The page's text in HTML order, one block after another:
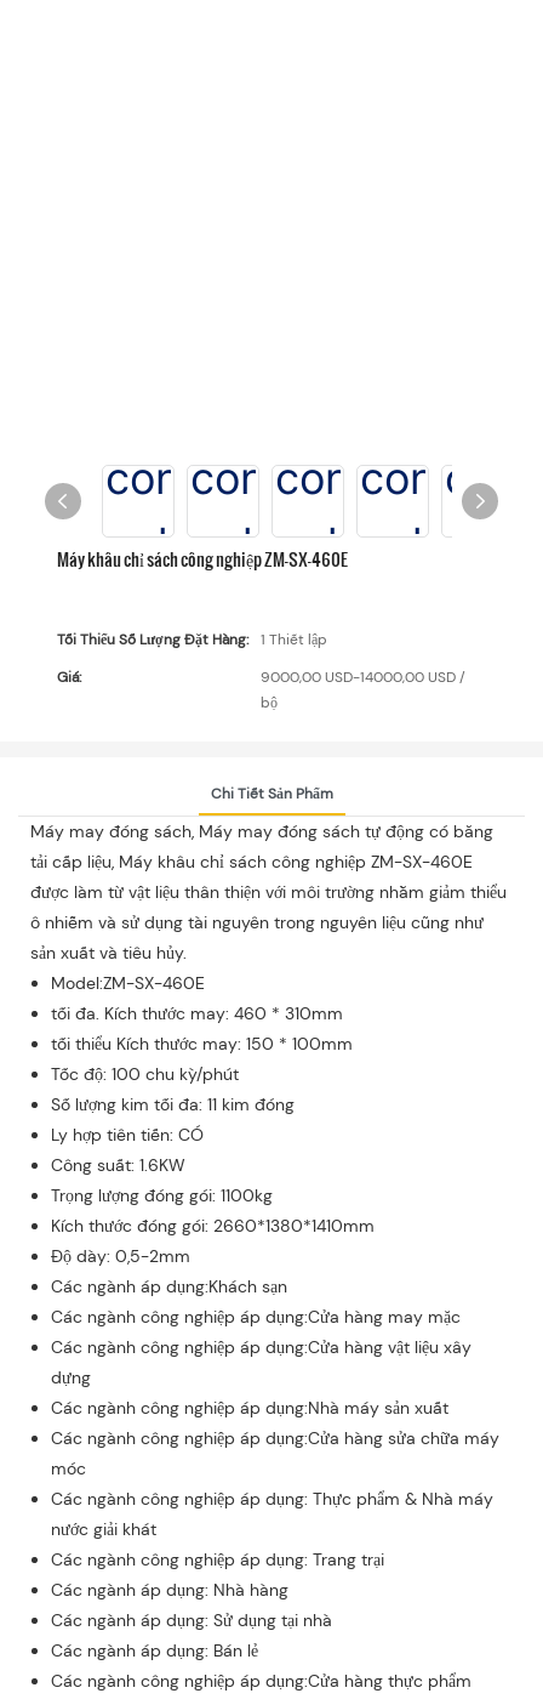
Máy khâu chỉ sách công nghiệp ZM-SX-460E
Tối Thiểu Số Lượng Đặt Hàng:
1 Thiết lập
Giá:
9000,00 USD-14000,00 USD /
bộ
Chi Tiết Sản Phẩm
Máy may đóng sách, Máy may đóng sách tự động có băng
tải cấp liệu, Máy khâu chỉ sách công nghiệp ZM-SX-460E
được làm từ vật liệu thân thiện với môi trường nhằm giảm thiểu
ô nhiễm và sử dụng tài nguyên trong nguyên liệu cũng như
sản xuất và tiêu hủy.
Model:ZM-SX-460E
tối đa. Kích thước may: 460 * 310mm
tối thiểu Kích thước may: 150 * 100mm
Tốc độ: 100 chu kỳ/phút
Số lượng kim tối đa: 11 kim đóng
Ly hợp tiên tiến: CÓ
Công suất: 1.6KW
Trọng lượng đóng gói: 1100kg
Kích thước đóng gói: 2660*1380*1410mm
Độ dày: 0,5-2mm
Các ngành áp dụng:Khách sạn
Các ngành công nghiệp áp dụng:Cửa hàng may mặc
Các ngành công nghiệp áp dụng:Cửa hàng vật liệu xây
dựng
Các ngành công nghiệp áp dụng:Nhà máy sản xuất
Các ngành công nghiệp áp dụng:Cửa hàng sửa chữa máy
móc
Các ngành công nghiệp áp dụng: Thực phẩm & Nhà máy
nước giải khát
Các ngành công nghiệp áp dụng: Trang trại
Các ngành áp dụng: Nhà hàng
Các ngành áp dụng: Sử dụng tại nhà
Các ngành áp dụng: Bán lẻ
Các ngành công nghiệp áp dụng:Cửa hàng thực phẩm